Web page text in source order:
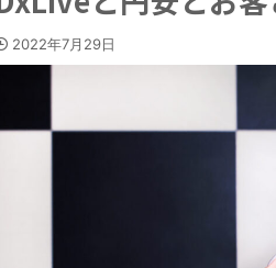
2022年7月29日